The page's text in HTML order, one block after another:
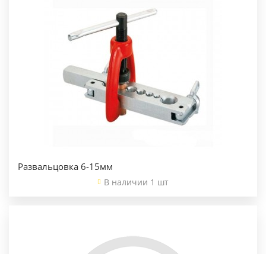
Развальцовка 6-15мм
В наличии 1 шт